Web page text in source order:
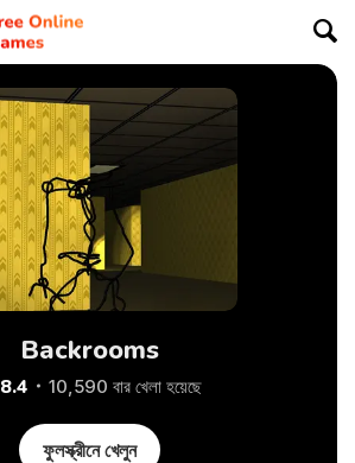
Backrooms
8.4 10,590 বার খেলা হয়েছে
ফুলস্ক্রীনে খেলুন